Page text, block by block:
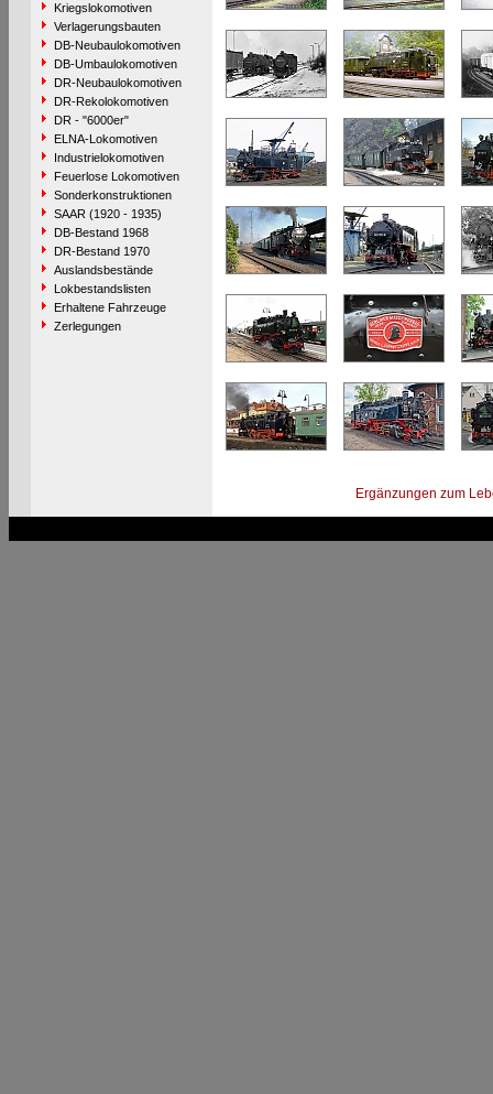
Kriegslokomotiven
Verlagerungsbauten
DB-Neubaulokomotiven
DB-Umbaulokomotiven
DR-Neubaulokomotiven
DR-Rekolokomotiven
DR - "6000er"
ELNA-Lokomotiven
Industrielokomotiven
Feuerlose Lokomotiven
Sonderkonstruktionen
SAAR (1920 - 1935)
DB-Bestand 1968
DR-Bestand 1970
Auslandsbestände
Lokbestandslisten
Erhaltene Fahrzeuge
Zerlegungen
Ergänzungen zum